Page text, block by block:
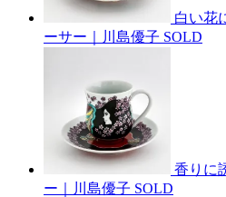
白い花
ーサー｜川島優子 SOLD
香りに
ー｜川島優子 SOLD